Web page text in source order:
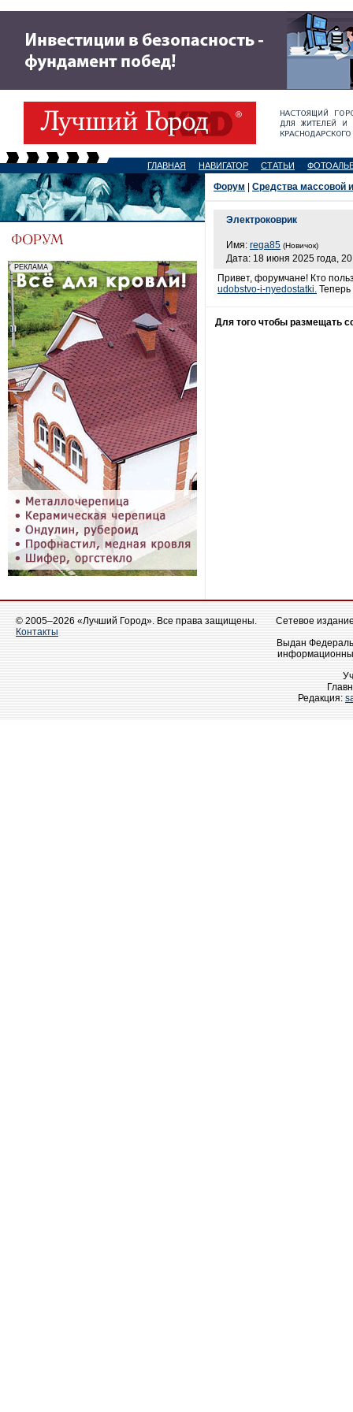
ГЛАВНАЯ НАВИГАТОР СТАТЬИ
Форум Средства массовой
Электроковрик
Имя: rega85 (Новичок)
Дата: 18 июня 2025 года,
Привет, форумчане! Кто
udobstvo-i-nyedostatki. Теперь
Для того чтобы размещать
© 2005–2026 «Лучший Город». Все права защищены.
Контакты
Сетевое
Выдан
Редакция: